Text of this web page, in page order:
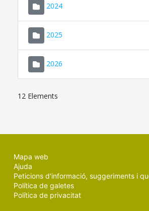
2024
2025
2026
12 Elements
Mapa web
Ajuda
Peticions d'informació, suggeriments i
Política de galetes
Política de privacitat